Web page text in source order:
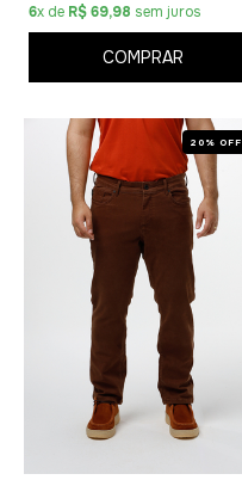
6x de R$ 69,98 sem juros
COMPRAR
20% OFF